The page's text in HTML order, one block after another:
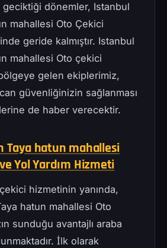
geciktiği dönemler, Istanbul
mahallesi Oto Çekici
geride kalmıştır. Istanbul
mahallesi Oto çekici
gelen ekiplerimiz,
güvenliğinizin sağlanması
de haber verecektir.
Taya hatun mahallesi
Yol Yardım Hizmeti
hizmetinin yanında,
hatun mahallesi Oto
sunduğu avantajlı araba
İlk olarak